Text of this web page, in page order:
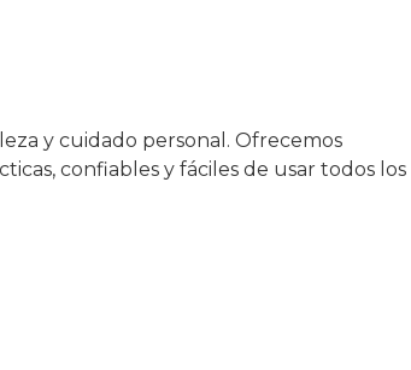
y cuidado personal. Ofrecemos
confiables y fáciles de usar todos los